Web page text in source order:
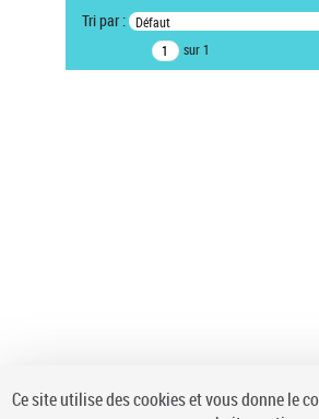
ne s'applique pas
Sauvegarder votre recherche
Tri par : Défaut
sur 1
Ce site utilise des cookies et vous donne le